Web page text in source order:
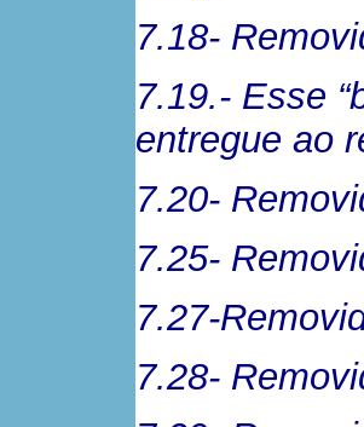
7.18-
7.19.- Esse
entregue ao
7.20-
7.25-
7.27-
7.28-